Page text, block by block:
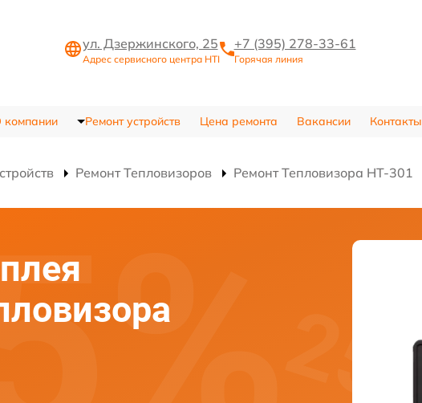
ул. Дзержинского, 25
Адрес сервисного центра HTI
+7 (395) 278-33-61
Горячая линия
компании Ремонт устройств Цена ремонта Вакансии Контакты
Ремонт Тепловизоров Ремонт Тепловизора HT-301